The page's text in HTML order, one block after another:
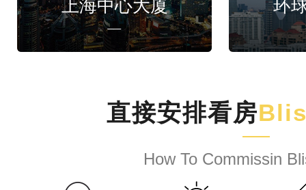
上海中心大厦 环
直接安排看房
How To Commissin